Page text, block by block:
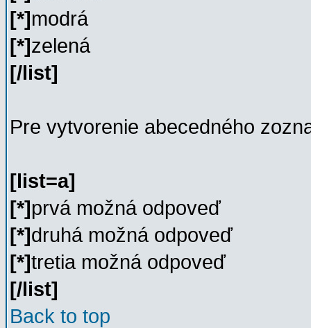
[*]modrá
[*]zelená
[/list]
Pre vytvorenie abecedného
[list=a]
[*]prvá možná odpoveď
[*]druhá možná odpoveď
[*]tretia možná odpoveď
[/list]
Back to top